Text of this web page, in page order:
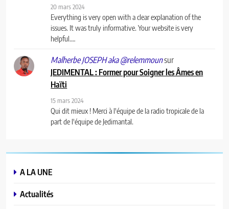
20 mars 2024
Everything is very open with a clear explanation of the
issues. It was truly informative. Your website is very
helpful.…
Malherbe JOSEPH aka @relemmounsur
JEDIMENTAL : Former pour Soigner les Âmes en
Haïti
15 mars 2024
Qui dit mieux ! Merci à l'équipe de la radio tropicale de la
part de l'équipe de Jedimantal.
A LA UNE
Actualités